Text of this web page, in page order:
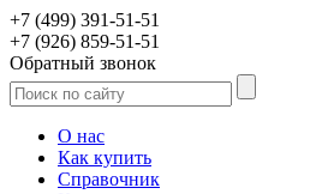
+7 (499) 391-51-51
+7 (926) 859-51-51
Обратный звонок
О нас
Как купить
Справочник